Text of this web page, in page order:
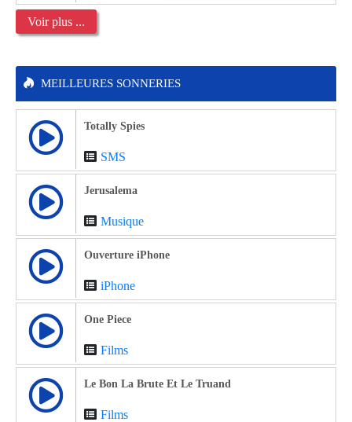
Voir plus ...
MEILLEURES SONNERIES
Totally Spies
SMS
Jerusalema
Musique
Ouverture iPhone
iPhone
One Piece
Films
Le Bon La Brute Et Le Truand
Films